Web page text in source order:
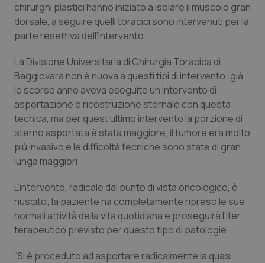
Tiroide
Tumore al seno
Tumore ovarico
Tumori del Polmone & Testa Collo
Tumori gastrointestinali
Ulcera & Reflusso
Vaccini
chirurghi plastici hanno iniziato a isolare il muscolo gran
dorsale, a seguire quelli toracici sono intervenuti per la
parte resettiva dell’intervento.
La Divisione Universitaria di Chirurgia Toracica di
Baggiovara non è nuova a questi tipi di intervento: già
lo scorso anno aveva eseguito un intervento di
asportazione e ricostruzione sternale con questa
tecnica, ma per quest’ultimo intervento la porzione di
sterno asportata è stata maggiore, il tumore era molto
più invasivo e le difficoltà tecniche sono state di gran
lunga maggiori.
L’intervento, radicale dal punto di vista oncologico, è
riuscito; la paziente ha completamente ripreso le sue
normali attività della vita quotidiana e proseguirà l’iter
terapeutico previsto per questo tipo di patologie.
“Si è proceduto ad asportare radicalmente la quasi